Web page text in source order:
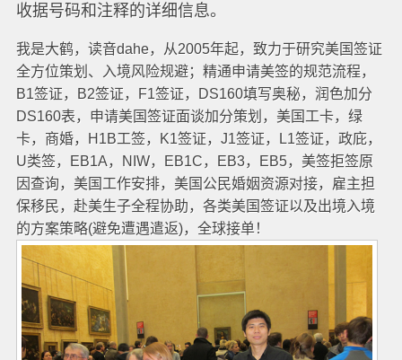
收据号码和注释的详细信息。
我是大鹤，读音dahe，从2005年起，致力于研究美国签证
全方位策划、入境风险规避；精通申请美签的规范流程，
B1签证，B2签证，F1签证，DS160填写奥秘，润色加分
DS160表，申请美国签证面谈加分策划，美国工卡，绿
卡，商婚，H1B工签，K1签证，J1签证，L1签证，政庇，
U类签，EB1A，NIW，EB1C，EB3，EB5，美签拒签原
因查询，美国工作安排，美国公民婚姻资源对接，雇主担
保移民，赴美生子全程协助，各类美国签证以及出境入境
的方案策略(避免遭遇遣返)，全球接单！